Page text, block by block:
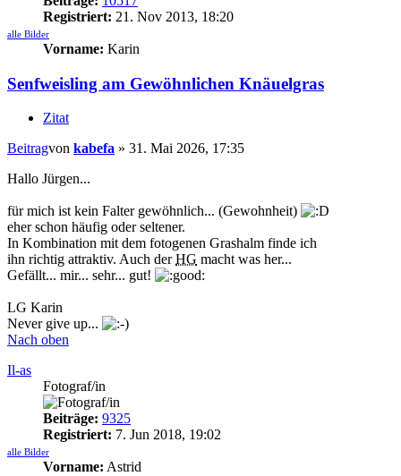
Registriert: 21. Nov 2013, 18:20
alle Bilder
Vorname: Karin
Senfweisling am Gewöhnlichen Knäuelgras
Zitat
Beitragvon kabefa » 31. Mai 2026, 17:35
Hallo Jürgen...
für mich ist kein Falter gewöhnlich... (Gewohnheit)
eher schon häufig oder seltener.
In Kombination mit dem fotogenen Grashalm finde ich
ihn richtig attraktiv. Auch derHG macht was her...
Gefällt... mir... sehr... gut!
LG Karin
Never give up...
Nach oben
Il-as
Fotograf/in
Beiträge: 9325
Registriert: 7. Jun 2018, 19:02
alle Bilder
Vorname: Astrid